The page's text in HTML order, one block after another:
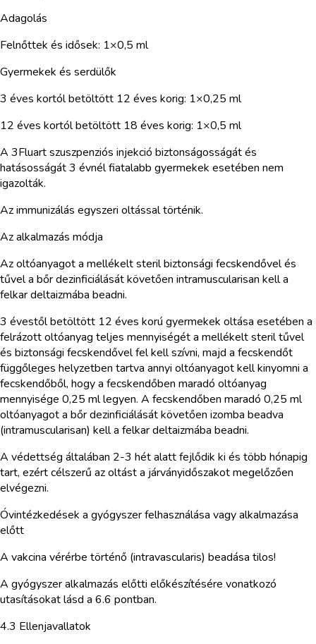
Adagolás
Felnőttek és idősek: 1×0,5 ml
Gyermekek és serdülők
3 éves kortól betöltött 12 éves korig: 1×0,25 ml
12 éves kortól betöltött 18 éves korig: 1×0,5 ml
A 3Fluart szuszpenziós injekció biztonságosságát és
hatásosságát 3 évnél fiatalabb gyermekek esetében nem
igazolták.
Az immunizálás egyszeri oltással történik.
Az alkalmazás módja
Az oltóanyagot a mellékelt steril biztonsági fecskendővel és
tűvel a bőr dezinficiálását követően intramuscularisan kell a
felkar deltaizmába beadni.
3 évestől betöltött 12 éves korú gyermekek oltása esetében a
felrázott oltóanyag teljes mennyiségét a mellékelt steril tűvel
és biztonsági fecskendővel fel kell szívni, majd a fecskendőt
függőleges helyzetben tartva annyi oltóanyagot kell kinyomni a
fecskendőből, hogy a fecskendőben maradó oltóanyag
mennyisége 0,25 ml legyen. A fecskendőben maradó 0,25 ml
oltóanyagot a bőr dezinficiálását követően izomba beadva
(intramuscularisan) kell a felkar deltaizmába beadni.
A védettség általában 2-3 hét alatt fejlődik ki és több hónapig
tart, ezért célszerű az oltást a járványidőszakot megelőzően
elvégezni.
Óvintézkedések a gyógyszer felhasználása vagy alkalmazása
előtt
A vakcina vérérbe történő (intravascularis) beadása tilos!
A gyógyszer alkalmazás előtti előkészítésére vonatkozó
utasításokat lásd a 6.6 pontban.
4.3 Ellenjavallatok